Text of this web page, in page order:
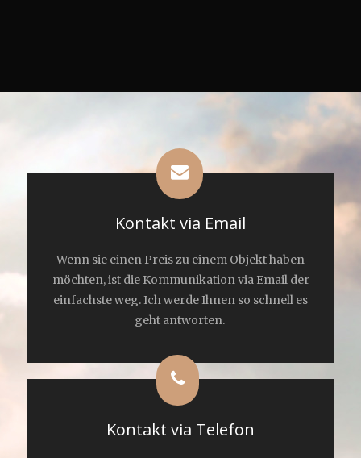
Kontakt via Email
Wenn sie einen Preis zu einem Objekt haben
möchten, ist die Kommunikation via Email der
einfachste weg. Ich werde Ihnen so schnell es
geht antworten.
Kontakt via Telefon